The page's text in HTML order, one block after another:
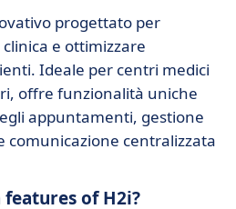
progettato per
e ottimizzare
Ideale per centri medici
offre funzionalità uniche
appuntamenti, gestione
comunicazione centralizzata
of H2i?